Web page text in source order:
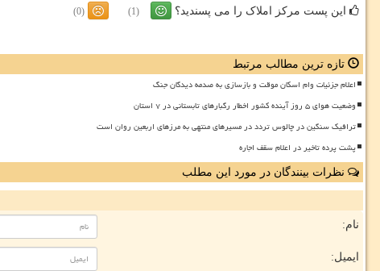
این پست مرکز املاک را می پسندید؟ (1)
(0)
تازه ترین مطالب مرتبط
اعلام جزئیات وام اسکان موقت و بازسازی به صدمه دیدگان جنگ
وضعیت هوای ۵ روز آینده کشور اخطار رگبارهای تابستانی در ۷ استان
ترافیک سنگین در چالوس تردد در مسیرهای منتهی به مرزهای اربعین روان است
پشت پرده تاخیر در اعلام سقف اجاره
نظرات بینندگان در مورد این مطلب
نام:
ایمیل: